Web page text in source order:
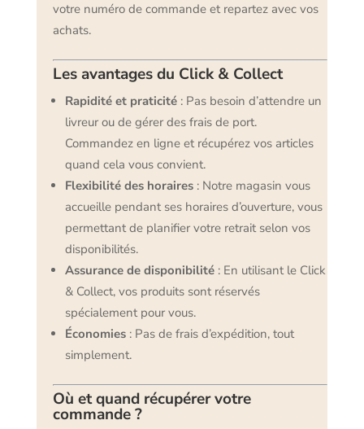
votre numéro de commande et repartez avec vos
achats.
Les avantages du Click & Collect
Rapidité et praticité: Pas besoin d’attendre un
livreur ou de gérer des frais de port.
Commandez en ligne et récupérez vos articles
quand cela vous convient.
Flexibilité des horaires: Notre magasin vous
accueille pendant ses horaires d’ouverture, vous
permettant de planifier votre retrait selon vos
disponibilités.
Assurance de disponibilité: En utilisant le Click
& Collect, vos produits sont réservés
spécialement pour vous.
Économies: Pas de frais d’expédition, tout
simplement.
Où et quand récupérer votre
commande ?